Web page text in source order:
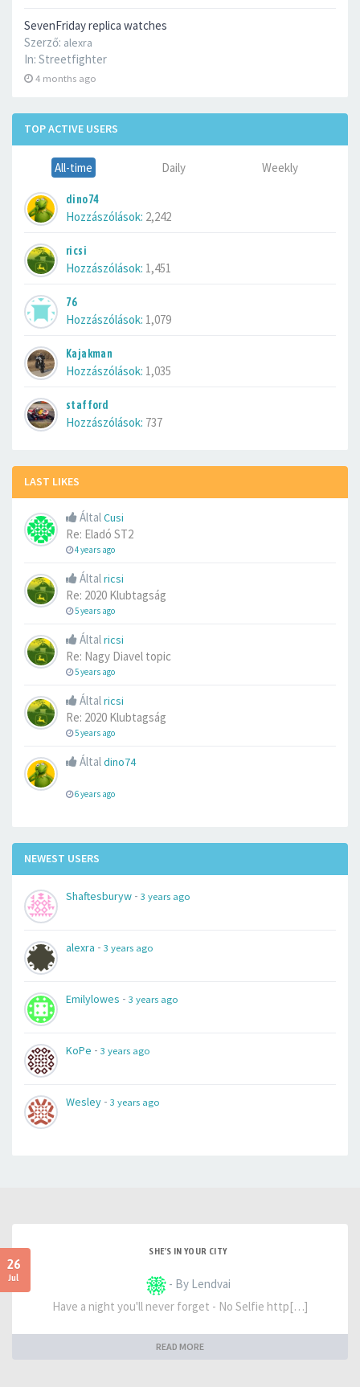
SevenFriday replica watches
Szerző: alexra
In: Streetfighter
4 months ago
TOP ACTIVE USERS
All-time Daily Weekly
dino74
Hozzászólások: 2,242
ricsi
Hozzászólások: 1,451
76
Hozzászólások: 1,079
Kajakman
Hozzászólások: 1,035
stafford
Hozzászólások: 737
LAST LIKES
ÁltalCusi
Re: Eladó ST2
4 years ago
Általricsi
Re: 2020 Klubtagság
5 years ago
Általricsi
Re: Nagy Diavel topic
5 years ago
Általricsi
Re: 2020 Klubtagság
5 years ago
Általdino74
6 years ago
NEWEST USERS
Shaftesburyw - 3 years ago
alexra - 3 years ago
Emilylowes - 3 years ago
KoPe - 3 years ago
Wesley - 3 years ago
26
Jul
SHE'S IN YOUR CITY
- By Lendvai
Have a night you'll never forget - No Selfie http[…]
READ MORE